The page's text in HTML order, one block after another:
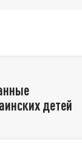
детей